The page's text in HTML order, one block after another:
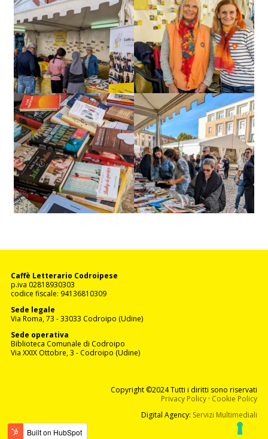
Caffè Letterario Codroipese
p.iva 02818930303
codice fiscale: 94136810309
Sede legale
Via Roma, 73 - 33033 Codroipo (Udine)
Sede operativa
Biblioteca Comunale di Codroipo
Via XXIX Ottobre, 3 - Codroipo (Udine)
Copyright ©2024Tutti i diritti sono riservati
Privacy Policy · Cookie Policy
Digital Agency: Servizi Multimediali